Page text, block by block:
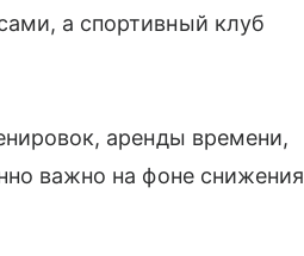
а спортивный клуб
аренды времени,
важно на фоне снижения